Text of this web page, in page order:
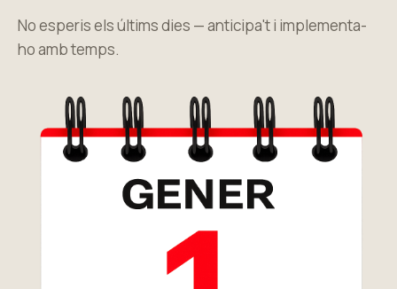
No esperis els últims dies — anticipa't i implementa-
ho amb temps.